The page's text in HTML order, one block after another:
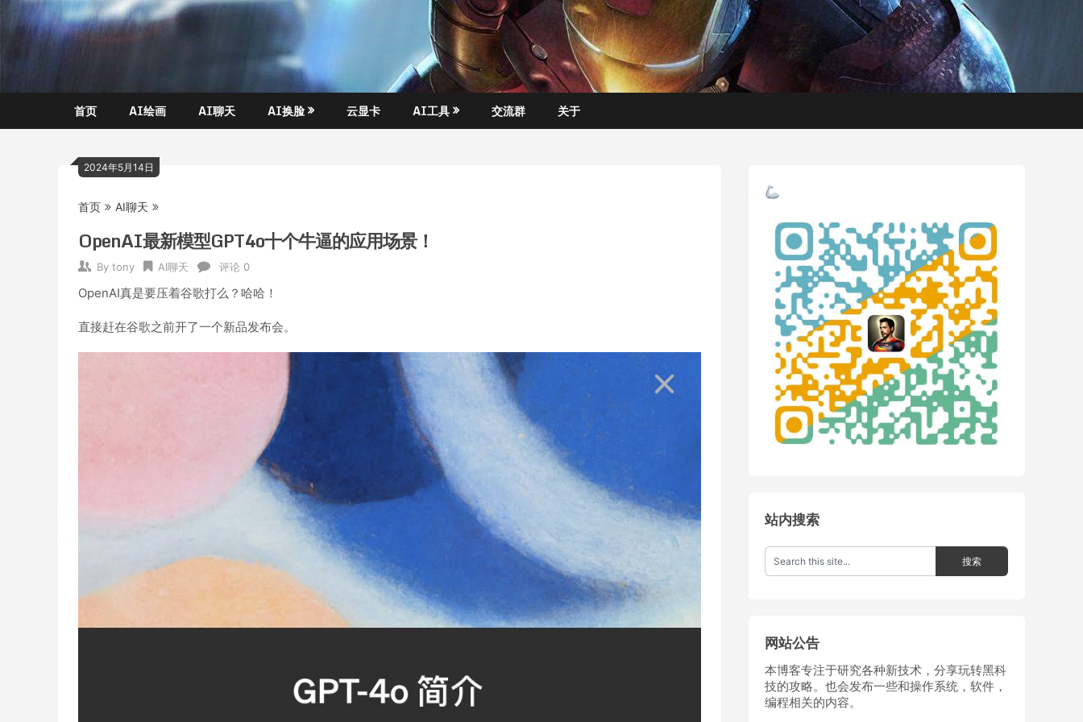
托
尼
不
是
塔
克
玩转
AI黑
科
脸，
AI聊
天….
首页 AI绘画 AI聊天 AI换脸 云显卡 AI工具 交流群 关于
2024年5月14日
首页 AI聊天
OpenAI最新模型GPT4o十个牛逼的应用场景！
By tony AI聊天 评论 0
OpenAI真是要压着谷歌打么？哈哈！
直接赶在谷歌之前开了一个新品发布会。
站内搜索
网站公告
本博客专注于研究各种新技术，分享玩转黑科
技的攻略。也会发布一些和操作系统，软件，
编程相关的内容。